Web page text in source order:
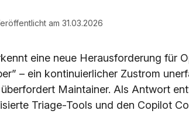
am 31.03.2026
eine neue Herausforderung für
– ein kontinuierlicher Zustrom
Maintainer. Als Antwort
Triage-Tools und den Copilot